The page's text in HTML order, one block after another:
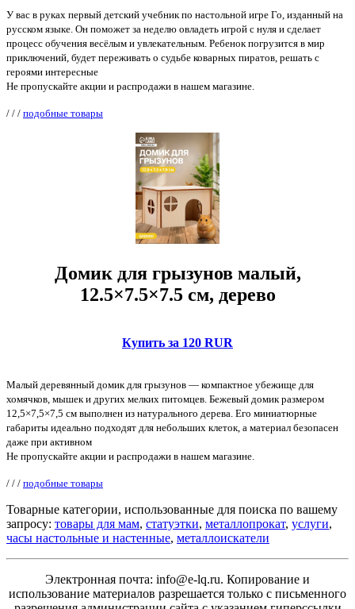
У вас в руках первый детский учебник по настольной игре Го, изданный на
русском языке. Он поможет за неделю овладеть игрой с нуля и сделает
процесс обучения весёлым и увлекательным. Ребенок погрузится в мир
приключений, будет переживать о судьбе коварных пиратов, решать с
героями интересные
Не пропускайте акции и распродажи в нашем магазине.
/ / / подобные товары
Домик для грызунов малый,
12.5×7.5×7.5 см, дерево
Купить за 120 RUR
Малый деревянный домик для грызунов — компактное убежище для
хомячков, мышек и других мелких питомцев. Бежевый домик размером
12,5×7,5×7,5 см выполнен из натурального дерева. Его миниатюрные
габариты идеально подходят для небольших клеток, а материал безопасен
даже при активном
Не пропускайте акции и распродажи в нашем магазине.
/ / / подобные товары
Товарные категории, использованные для поиска по вашему
запросу: товары для мам, статуэтки, металлопрокат, услуги,
часы настольные и настенные, металлоискатели
Электронная почта: info@e-lq.ru. Копирование и
использование материалов разрешается только с письменного